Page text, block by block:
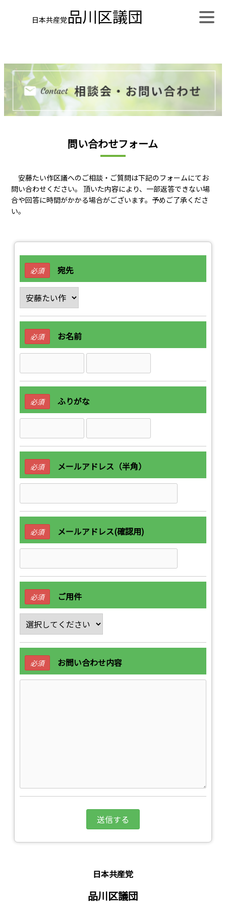
日本共産党品川区議団
問い合わせフォーム
安藤たい作区議へのご相談・ご質問は下記のフォームにてお
問い合わせください。 頂いた内容により、一部返答できない場
合や回答に時間がかかる場合がございます。予めご了承くださ
い。
必須 宛先
必須 お名前
必須 ふりがな
必須 メールアドレス（半角）
必須 メールアドレス(確認用)
必須 ご用件
必須 お問い合わせ内容
日本共産党
品川区議団